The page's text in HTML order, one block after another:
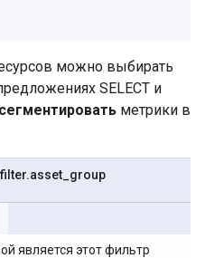
можно выбирать
SELECT и
метрики в
filter.asset group
является этот фильтр